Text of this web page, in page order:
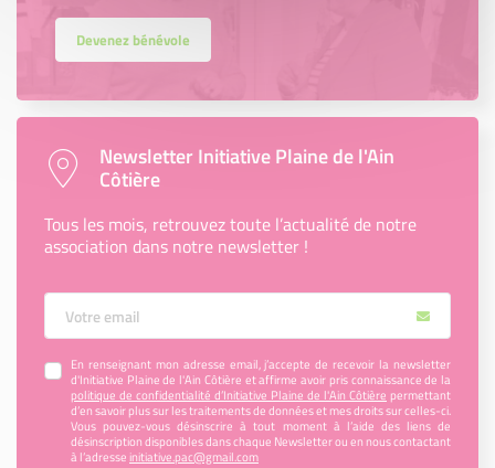
Devenez bénévole
Newsletter Initiative Plaine de l'Ain
Côtière
Tous les mois, retrouvez toute l’actualité de notre
association dans notre newsletter !
Votre Email
En renseignant mon adresse email, j’accepte de recevoir la newsletter
d'Initiative Plaine de l'Ain Côtière et affirme avoir pris connaissance de la
politique de confidentialité d’Initiative Plaine de l'Ain Côtière permettant
d’en savoir plus sur les traitements de données et mes droits sur celles-ci.
Vous pouvez-vous désinscrire à tout moment à l’aide des liens de
désinscription disponibles dans chaque Newsletter ou en nous contactant
à l’adresse initiative.pac@gmail.com